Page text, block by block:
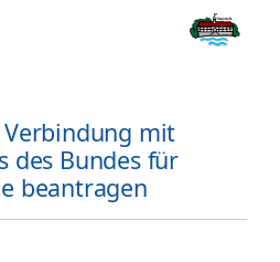
mit
des Bundes für
beantragen